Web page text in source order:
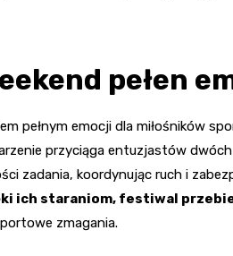
pełen
pełnym emocji dla miłośników
przyciąga entuzjastów
zadania, koordynując ruch i
ich staraniom, festiwal
zmagania.